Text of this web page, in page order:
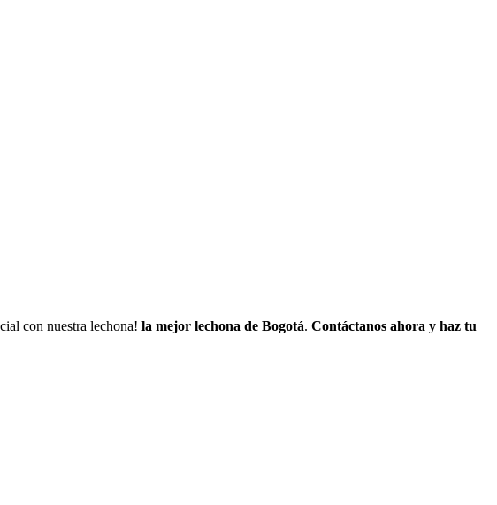
con nuestra lechona! la mejor lechona de Bogotá. Contáctanos ahora y haz tu